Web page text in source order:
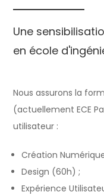
Une
en école
Nous assurons la
(actuellement ECE
utilisateur :
Création
Design (60h) ;
Expérience